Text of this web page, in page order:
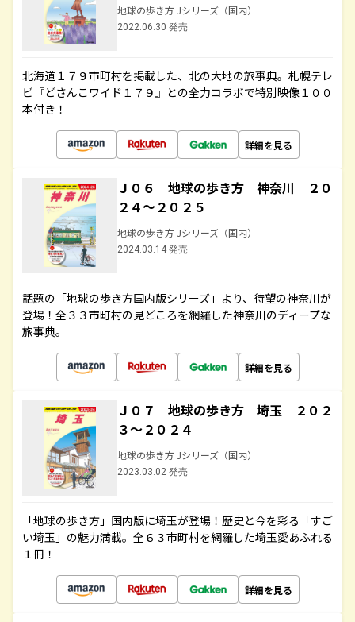
地球の歩き方 Jシリーズ（国内）
2022.06.30 発売
北海道１７９市町村を掲載した、北の大地の旅事典。札幌テレ
ビ『どさんこワイド１７９』との全力コラボで特別映像１００
本付き！
詳細を見る
Ｊ０６ 地球の歩き方 神奈川 ２０
２４～２０２５
地球の歩き方 Jシリーズ（国内）
2024.03.14 発売
話題の「地球の歩き方国内版シリーズ」より、待望の神奈川が
登場！全３３市町村の見どころを網羅した神奈川のディープな
旅事典。
詳細を見る
Ｊ０７ 地球の歩き方 埼玉 ２０２
３～２０２４
地球の歩き方 Jシリーズ（国内）
2023.03.02 発売
「地球の歩き方」国内版に埼玉が登場！歴史と今を彩る「すご
い埼玉」の魅力満載。全６３市町村を網羅した埼玉愛あふれる
１冊！
詳細を見る